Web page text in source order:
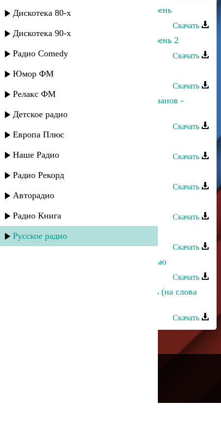
Дискотека 80-х
Дискотека 90-х
Радио Comedy
Юмор ФМ
Релакс ФМ
Детское радио
Европа Плюс
Наше Радио
Радио Рекорд
Авторадио
Радио Книга
Русское радио
Захар Рафаилов - Дербентский парень
Скачать
Захар Рафаилов - Дербентский парень 2
Скачать
Захар Рафаилов - Ряча гюбя
Скачать
Зумруд Мусиева и Джанибек Рамазанов -
Жаркая ночь
Скачать
Сергей Ильясафов - Первая ночь
Скачать
Ризван Омариев - Звездная ночь
Скачать
Султан - Восточная ночь
Скачать
Скачать
Сабина Абдулаева - Днем или ночью
Скачать
Хизри Асадулаев - В зимнюю ночь (на слова
Скачать